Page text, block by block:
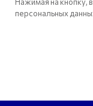
персональных